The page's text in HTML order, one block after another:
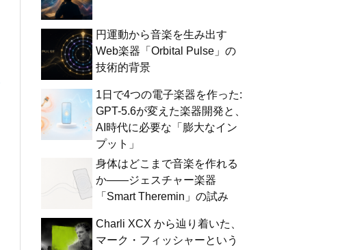
円運動から音楽を生み出す
Web楽器「Orbital Pulse」の
技術的背景
1日で4つの電子楽器を作った:
GPT-5.6が変えた楽器開発と、
AI時代に必要な「膨大なイン
プット」
身体はどこまで音楽を作れる
か——ジェスチャー楽器
「Smart Theremin」の試み
Charli XCX から辿り着いた、
マーク・フィッシャーという